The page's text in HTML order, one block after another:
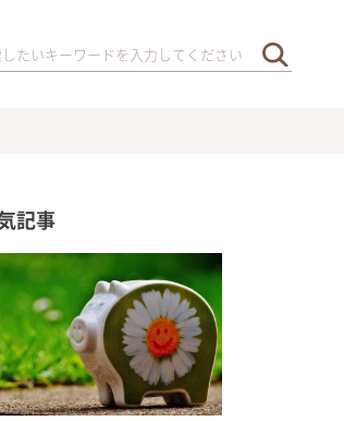
記事